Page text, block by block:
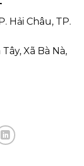
Hải Châu, TP.
Xã Bà Nà,